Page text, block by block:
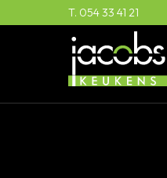
T. 054 33 41 21